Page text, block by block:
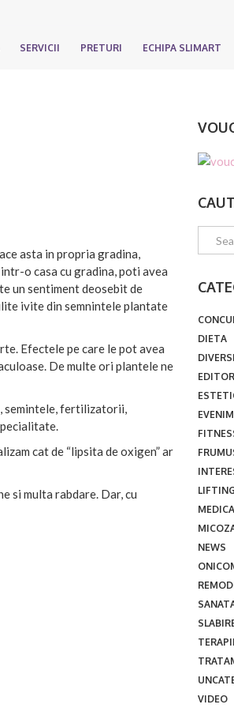
SERVICII PRETURI ECHIPA SLIMART
asta in propria gradina,
o casa cu gradina, poti avea
un sentiment deosebit de
ivite din semnintele plantate
Efectele pe care le pot avea
De multe ori plantele ne
semintele, fertilizatorii,
cat de “lipsita de oxigen” ar
si multa rabdare. Dar, cu
DIETA
LIFTING
NEWS
VIDEO